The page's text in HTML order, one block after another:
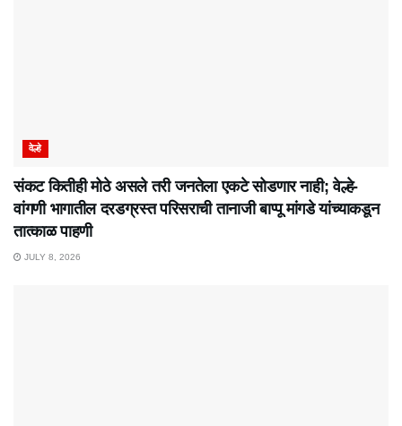
वेल्हे
संकट कितीही मोठे असले तरी जनतेला एकटे सोडणार नाही; वेल्हे-
वांगणी भागातील दरडग्रस्त परिसराची तानाजी बाप्पू मांगडे यांच्याकडून
तात्काळ पाहणी
JULY 8, 2026